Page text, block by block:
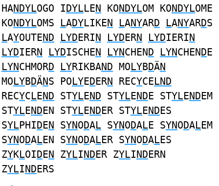
HANDYLOGO IDYLLEN KONDYLOM KONDYLOME
KONDYLOMS LADYLIKEN LANYARD LANYARDS
LAYOUTEND LYDERIN LYDERN LYDIERIN
LYDIERN LYDISCHEN LYNCHEND LYNCHENDE
LYNCHMORD LYRIKBAND MOLYBDÄN
MOLYBDÄNS POLYEDERN RECYCELND
RECYCLEND STYLEND STYLENDE STYLENDEM
STYLENDEN STYLENDER STYLENDES
SYLPHIDEN SYNODAL SYNODALE SYNODALEM
SYNODALEN SYNODALER SYNODALES
ZYKLOIDEN ZYLINDER ZYLINDERN
ZYLINDERS